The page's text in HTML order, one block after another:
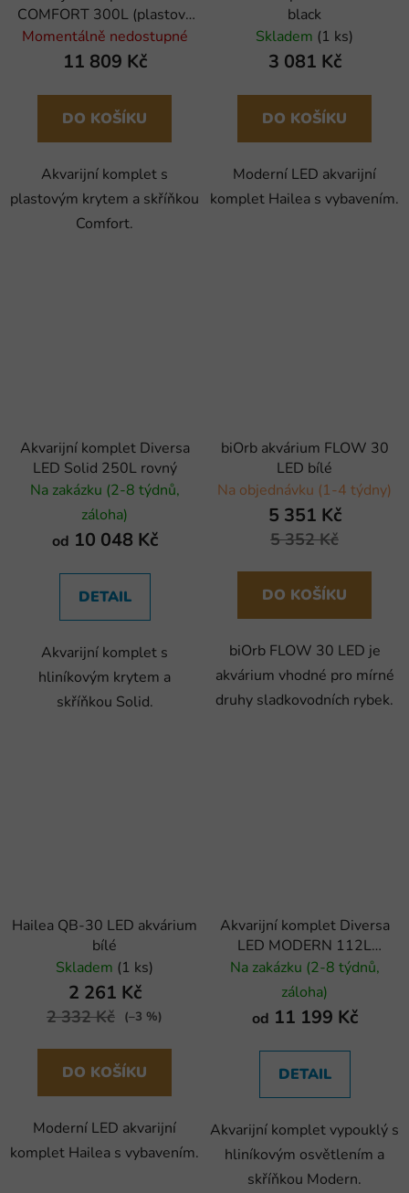
COMFORT 300L (plastový
kryt)
Momentálně nedostupné
11 809 Kč
DO KOŠÍKU
Akvarijní komplet s
plastovým krytem a skříňkou
Comfort.
black
Skladem (1 ks)
3 081 Kč
DO KOŠÍKU
Moderní LED akvarijní
komplet Hailea s vybavením.
Akvarijní komplet Diversa
LED Solid 250L rovný
Na zakázku (2-8 týdnů,
záloha)
od 10 048 Kč
DETAIL
Akvarijní komplet s
hliníkovým krytem a
skříňkou Solid.
biOrb akvárium FLOW 30
LED bílé
Na objednávku (1-4 týdny)
5 351 Kč
5 352 Kč
DO KOŠÍKU
biOrb FLOW 30 LED je
akvárium vhodné pro mírné
druhy sladkovodních rybek.
Hailea QB-30 LED akvárium
bílé
Skladem (1 ks)
2 261 Kč
2 332 Kč (–3 %)
DO KOŠÍKU
Moderní LED akvarijní
komplet Hailea s vybavením.
Akvarijní komplet Diversa
LED MODERN 112L
vypouklý
Na zakázku (2-8 týdnů,
záloha)
od 11 199 Kč
DETAIL
Akvarijní komplet vypouklý s
hliníkovým osvětlením a
skříňkou Modern.